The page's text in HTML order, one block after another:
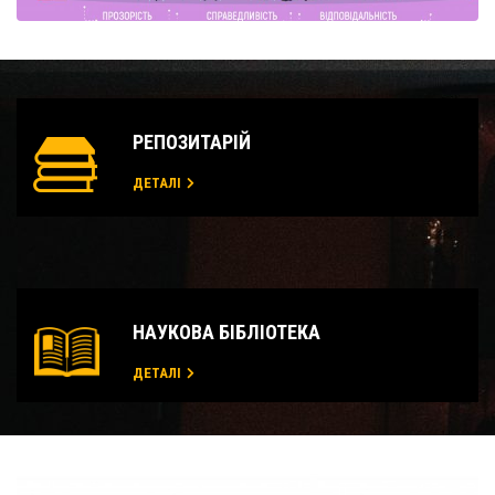
РЕПОЗИТАРІЙ
ДЕТАЛІ
НАУКОВА БІБЛІОТЕКА
ДЕТАЛІ